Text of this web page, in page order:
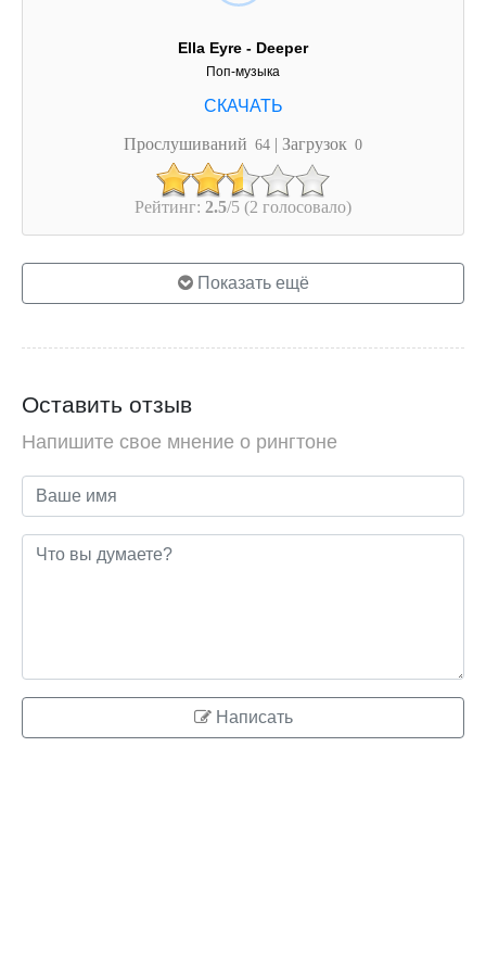
Ella Eyre - Deeper
Поп-музыка
Прослушиваний 64 | Загрузок 0
Рейтинг: 2.5/5 (2 голосовало)
Показать ещё
Оставить отзыв
Напишите свое мнение о рингтоне
Написать